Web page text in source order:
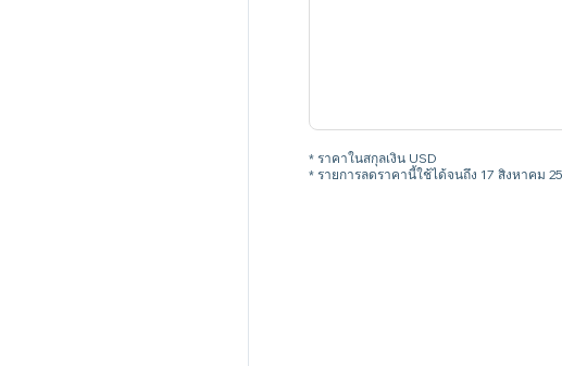
* ราคาในสกุลเงิน USD
* รายการลดราคานี้ใช้ได้จนถึง 17 สิงหาคม